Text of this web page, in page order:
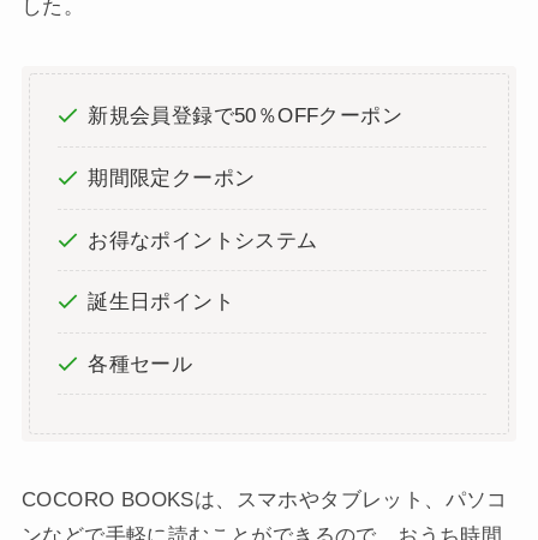
した。
新規会員登録で50％OFFクーポン
期間限定クーポン
お得なポイントシステム
誕生日ポイント
各種セール
COCORO BOOKSは、スマホやタブレット、パソコ
ンなどで手軽に読むことができるので、おうち時間